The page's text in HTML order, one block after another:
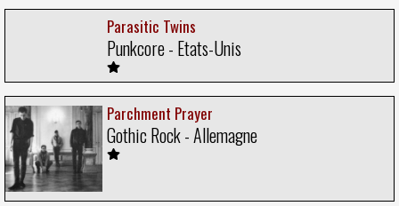
Parasitic Twins
Punkcore - Etats-Unis
Parchment Prayer
Gothic Rock - Allemagne